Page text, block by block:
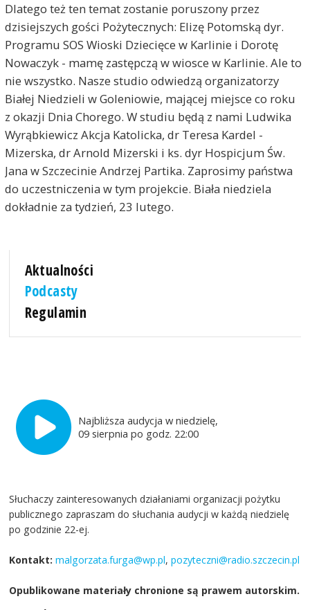
Dlatego też ten temat zostanie poruszony przez
dzisiejszych gości Pożytecznych: Elizę Potomską dyr.
Programu SOS Wioski Dziecięce w Karlinie i Dorotę
Nowaczyk - mamę zastępczą w wiosce w Karlinie. Ale to
nie wszystko. Nasze studio odwiedzą organizatorzy
Białej Niedzieli w Goleniowie, mającej miejsce co roku
z okazji Dnia Chorego. W studiu będą z nami Ludwika
Wyrąbkiewicz Akcja Katolicka, dr Teresa Kardel -
Mizerska, dr Arnold Mizerski i ks. dyr Hospicjum Św.
Jana w Szczecinie Andrzej Partika. Zaprosimy państwa
do uczestniczenia w tym projekcie. Biała niedziela
dokładnie za tydzień, 23 lutego.
Aktualności
Podcasty
Regulamin
Najbliższa audycja w niedzielę,
09 sierpnia po godz. 22:00
Słuchaczy zainteresowanych działaniami organizacji pożytku
publicznego zapraszam do słuchania audycji w każdą niedzielę
po godzinie 22-ej.
Kontakt: malgorzata.furga@wp.pl,pozyteczni@radio.szczecin.pl
Opublikowane materiały chronione są prawem autorskim.